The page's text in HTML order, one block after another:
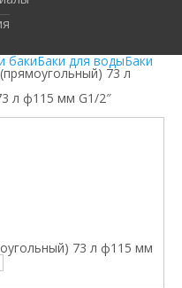
бакиБаки для водыБаки
73 л
л ф115 мм G1/2″
73 л ф115 мм